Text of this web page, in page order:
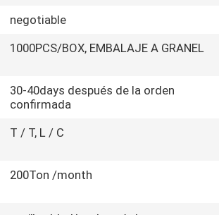
negotiable
1000PCS/BOX, EMBALAJE A GRANEL
30-40days después de la orden
confirmada
T / T, L / C
200Ton /month